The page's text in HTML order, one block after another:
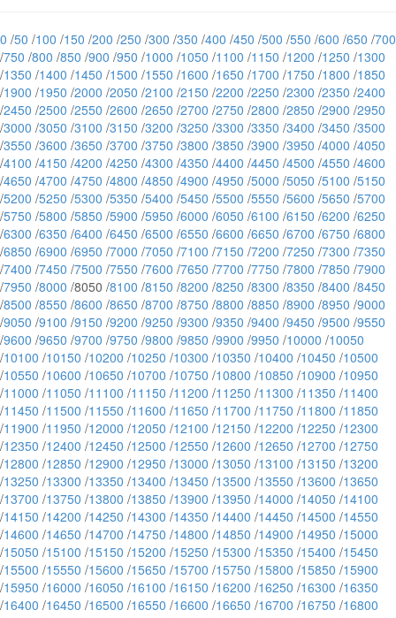
0 /50 /100 /150 /200 /250 /300 /350 /400 /450 /500 /550 /600 /650 /700
/750 /800 /850 /900 /950 /1000 /1050 /1100 /1150 /1200 /1250 /1300
/1350 /1400 /1450 /1500 /1550 /1600 /1650 /1700 /1750 /1800 /1850
/1900 /1950 /2000 /2050 /2100 /2150 /2200 /2250 /2300 /2350 /2400
/2450 /2500 /2550 /2600 /2650 /2700 /2750 /2800 /2850 /2900 /2950
/3000 /3050 /3100 /3150 /3200 /3250 /3300 /3350 /3400 /3450 /3500
/3550 /3600 /3650 /3700 /3750 /3800 /3850 /3900 /3950 /4000 /4050
/4100 /4150 /4200 /4250 /4300 /4350 /4400 /4450 /4500 /4550 /4600
/4650 /4700 /4750 /4800 /4850 /4900 /4950 /5000 /5050 /5100 /5150
/5200 /5250 /5300 /5350 /5400 /5450 /5500 /5550 /5600 /5650 /5700
/5750 /5800 /5850 /5900 /5950 /6000 /6050 /6100 /6150 /6200 /6250
/6300 /6350 /6400 /6450 /6500 /6550 /6600 /6650 /6700 /6750 /6800
/6850 /6900 /6950 /7000 /7050 /7100 /7150 /7200 /7250 /7300 /7350
/7400 /7450 /7500 /7550 /7600 /7650 /7700 /7750 /7800 /7850 /7900
/7950 /8000 /8050 /8100 /8150 /8200 /8250 /8300 /8350 /8400 /8450
/8500 /8550 /8600 /8650 /8700 /8750 /8800 /8850 /8900 /8950 /9000
/9050 /9100 /9150 /9200 /9250 /9300 /9350 /9400 /9450 /9500 /9550
/9600 /9650 /9700 /9750 /9800 /9850 /9900 /9950 /10000 /10050
/10100 /10150 /10200 /10250 /10300 /10350 /10400 /10450 /10500
/10550 /10600 /10650 /10700 /10750 /10800 /10850 /10900 /10950
/11000 /11050 /11100 /11150 /11200 /11250 /11300 /11350 /11400
/11450 /11500 /11550 /11600 /11650 /11700 /11750 /11800 /11850
/11900 /11950 /12000 /12050 /12100 /12150 /12200 /12250 /12300
/12350 /12400 /12450 /12500 /12550 /12600 /12650 /12700 /12750
/12800 /12850 /12900 /12950 /13000 /13050 /13100 /13150 /13200
/13250 /13300 /13350 /13400 /13450 /13500 /13550 /13600 /13650
/13700 /13750 /13800 /13850 /13900 /13950 /14000 /14050 /14100
/14150 /14200 /14250 /14300 /14350 /14400 /14450 /14500 /14550
/14600 /14650 /14700 /14750 /14800 /14850 /14900 /14950 /15000
/15050 /15100 /15150 /15200 /15250 /15300 /15350 /15400 /15450
/15500 /15550 /15600 /15650 /15700 /15750 /15800 /15850 /15900
/15950 /16000 /16050 /16100 /16150 /16200 /16250 /16300 /16350
/16400 /16450 /16500 /16550 /16600 /16650 /16700 /16750 /16800